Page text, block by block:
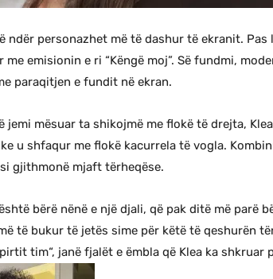
ndër personazhet më të dashur të ekranit. Pas
me emisionin e ri “Këngë moj”. Së fundmi,
paraqitjen e fundit në ekran.
jemi mësuar ta shikojmë me flokë të drejta,
u shfaqur me flokë kacurrela të vogla.
gjithmonë mjaft tërheqëse.
bërë nënë e një djali, që pak ditë më parë
të bukur të jetës sime për këtë të qeshurën
tim“, janë fjalët e ëmbla që Klea ka shkruar